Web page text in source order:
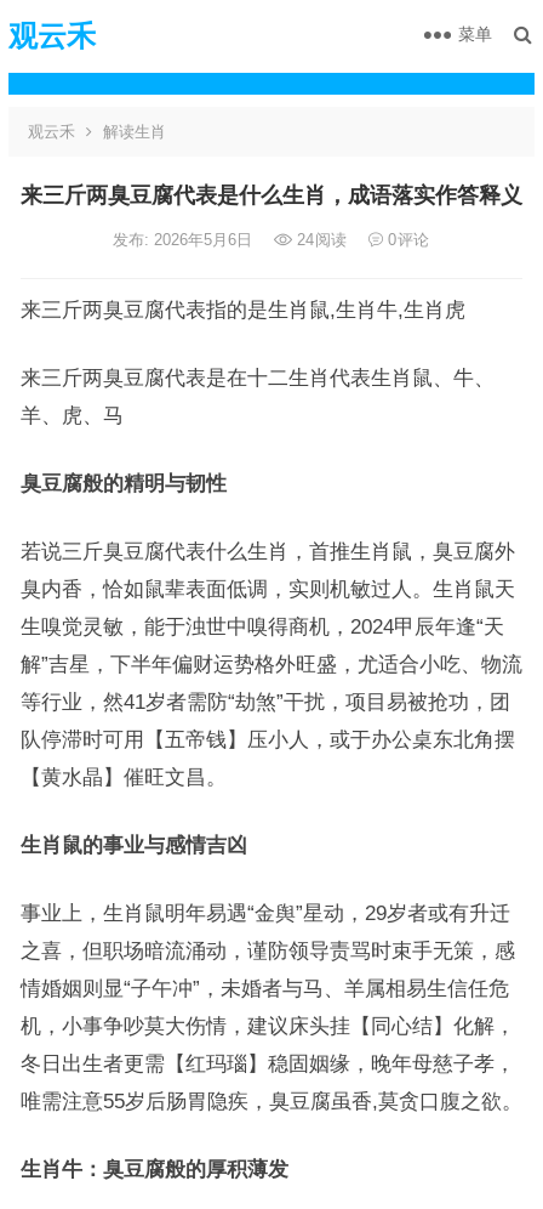
观云禾 菜单
观云禾 解读生肖
来三斤两臭豆腐代表是什么生肖，成语落实作答释义
发布: 2026年5月6日 24阅读 0评论
来三斤两臭豆腐代表指的是生肖鼠,生肖牛,生肖虎
来三斤两臭豆腐代表是在十二生肖代表生肖鼠、牛、
羊、虎、马
臭豆腐般的精明与韧性
若说三斤臭豆腐代表什么生肖，首推生肖鼠，臭豆腐外
臭内香，恰如鼠辈表面低调，实则机敏过人。生肖鼠天
生嗅觉灵敏，能于浊世中嗅得商机，2024甲辰年逢“天
解”吉星，下半年偏财运势格外旺盛，尤适合小吃、物流
等行业，然41岁者需防“劫煞”干扰，项目易被抢功，团
队停滞时可用【五帝钱】压小人，或于办公桌东北角摆
【黄水晶】催旺文昌。
生肖鼠的事业与感情吉凶
事业上，生肖鼠明年易遇“金舆”星动，29岁者或有升迁
之喜，但职场暗流涌动，谨防领导责骂时束手无策，感
情婚姻则显“子午冲”，未婚者与马、羊属相易生信任危
机，小事争吵莫大伤情，建议床头挂【同心结】化解，
冬日出生者更需【红玛瑙】稳固姻缘，晚年母慈子孝，
唯需注意55岁后肠胃隐疾，臭豆腐虽香,莫贪口腹之欲。
生肖牛：臭豆腐般的厚积薄发